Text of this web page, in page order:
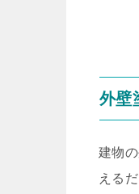
外壁
建物
える